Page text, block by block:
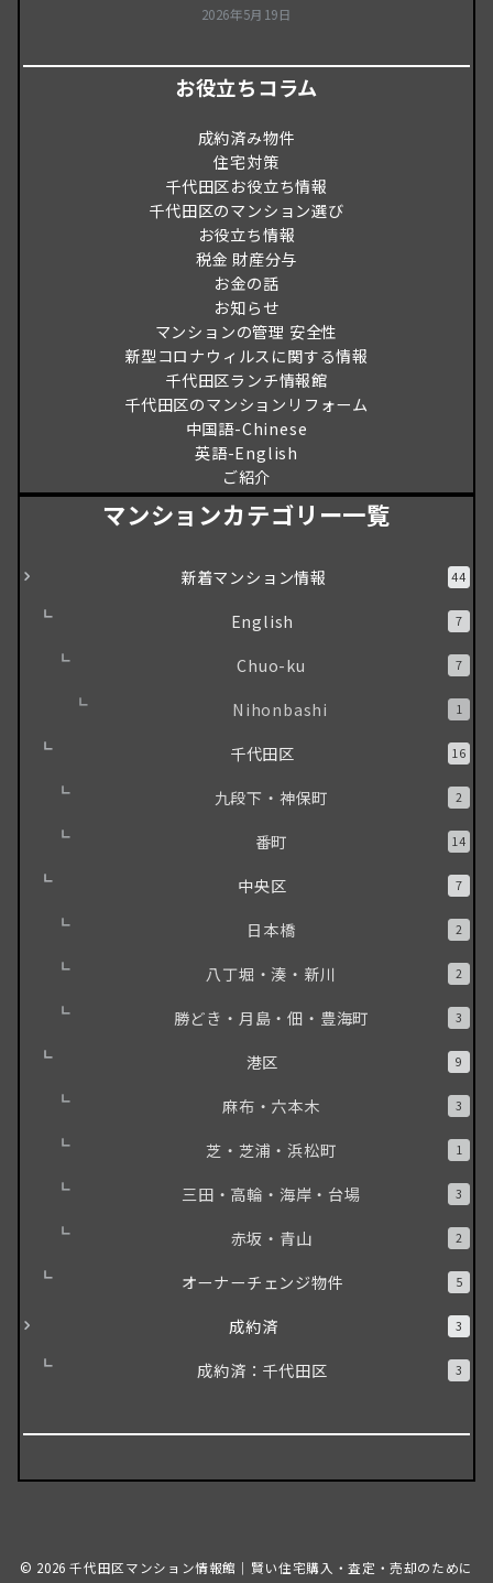
2026年5月19日
お役立ちコラム
成約済み物件
住宅対策
千代田区お役立ち情報
千代田区のマンション選び
お役立ち情報
税金 財産分与
お金の話
お知らせ
マンションの管理 安全性
新型コロナウィルスに関する情報
千代田区ランチ情報館
千代田区のマンションリフォーム
中国語-Chinese
英語-English
ご紹介
マンションカテゴリー一覧
新着マンション情報 44
English 7
Chuo-ku 7
Nihonbashi 1
千代田区 16
九段下・神保町 2
番町 14
中央区 7
日本橋 2
八丁堀・湊・新川 2
勝どき・月島・佃・豊海町 3
港区 9
麻布・六本木 3
芝・芝浦・浜松町 1
三田・高輪・海岸・台場 3
赤坂・青山 2
オーナーチェンジ物件 5
成約済 3
成約済：千代田区 3
© 2026千代田区マンション情報館｜賢い住宅購入・査定・売却のために